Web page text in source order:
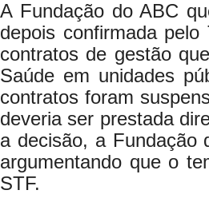
A Fundação do ABC
depois confirmada
contratos de gestão
Saúde em unidades
contratos foram
deveria ser prestada
a decisão, a Fundação
argumentando que o
STF.